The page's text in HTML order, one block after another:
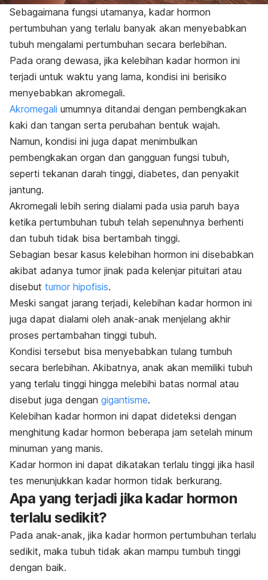
Sebagaimana fungsi utamanya, kadar hormon
pertumbuhan yang terlalu banyak akan menyebabkan
tubuh mengalami pertumbuhan secara berlebihan.
Pada orang dewasa, jika kelebihan kadar hormon ini
terjadi untuk waktu yang lama, kondisi ini berisiko
menyebabkan akromegali.
Akromegali umumnya ditandai dengan pembengkakan
kaki dan tangan serta perubahan bentuk wajah.
Namun, kondisi ini juga dapat menimbulkan
pembengkakan organ dan gangguan fungsi tubuh,
seperti tekanan darah tinggi, diabetes, dan penyakit
jantung.
Akromegali lebih sering dialami pada usia paruh baya
ketika pertumbuhan tubuh telah sepenuhnya berhenti
dan tubuh tidak bisa bertambah tinggi.
Sebagian besar kasus kelebihan hormon ini disebabkan
akibat adanya tumor jinak pada kelenjar pituitari atau
disebut tumor hipofisis.
Meski sangat jarang terjadi, kelebihan kadar hormon ini
juga dapat dialami oleh anak-anak menjelang akhir
proses pertambahan tinggi tubuh.
Kondisi tersebut bisa menyebabkan tulang tumbuh
secara berlebihan. Akibatnya, anak akan memiliki tubuh
yang terlalu tinggi hingga melebihi batas normal atau
disebut juga dengan gigantisme.
Kelebihan kadar hormon ini dapat dideteksi dengan
menghitung kadar hormon beberapa jam setelah minum
minuman yang manis.
Kadar hormon ini dapat dikatakan terlalu tinggi jika hasil
tes menunjukkan kadar hormon tidak berkurang.
Apa yang terjadi jika kadar hormon
terlalu sedikit?
Pada anak-anak, jika kadar hormon pertumbuhan terlalu
sedikit, maka tubuh tidak akan mampu tumbuh tinggi
dengan baik.